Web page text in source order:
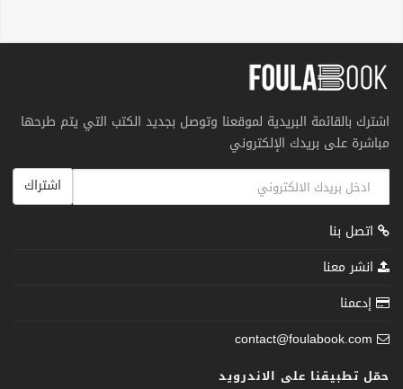
اشترك بالقائمة البريدية لموقعنا وتوصل بجديد الكتب التي يتم طرحها
مباشرة على بريدك الإلكتروني
اشتراك
اتصل بنا
انشر معنا
إدعمنا
contact@foulabook.com
حمّل تطبيقنا على الاندرويد